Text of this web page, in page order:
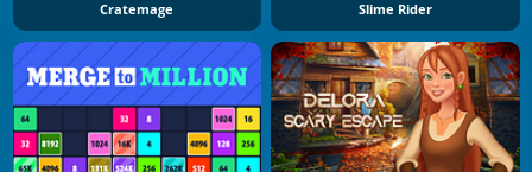
Cratemage Slime Rider